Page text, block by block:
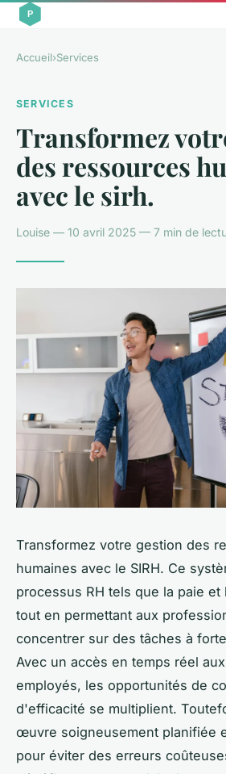
Accueil›Services
SERVICES
Transformez
des ressources
avec le sirh.
Louise — 10 avril 2025 — 7 min de
Transformez votre gestion des
humaines avec le SIRH. Ce
processus RH tels que la paie et
tout en permettant aux
concentrer sur des tâches à
Avec un accès en temps réel
employés, les opportunités de
d'efficacité se multiplient.
œuvre soigneusement planifiée
pour éviter des erreurs